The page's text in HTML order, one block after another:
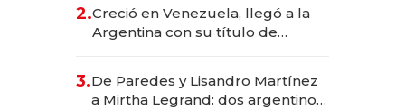
2.Creció en Venezuela, llegó a la
Argentina con su título de
las marcas "fast premium"
3.De Paredes y Lisandro Martínez
a Mirtha Legrand: dos argentinos